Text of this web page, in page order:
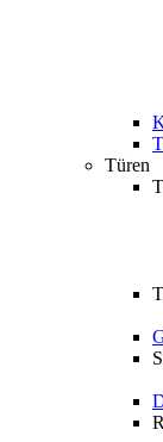
Türen